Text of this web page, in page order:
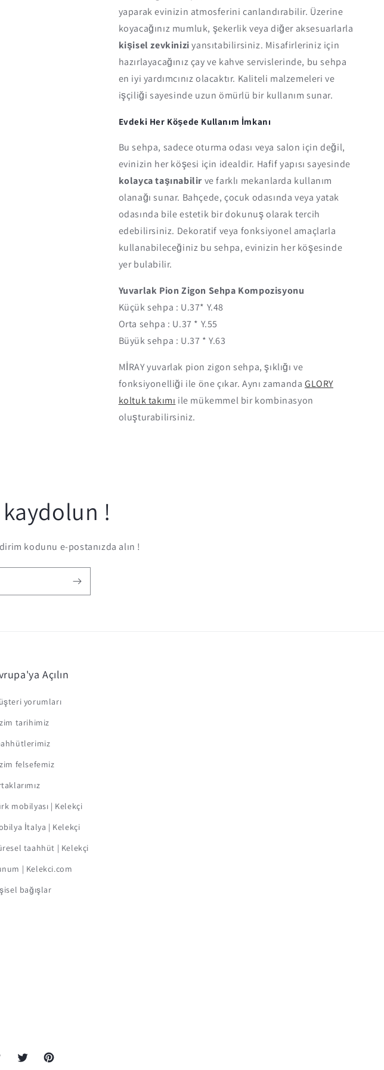
yaparak evinizin atmosferini canlandırabilir. Üzerine
koyacağınız mumluk, şekerlik veya diğer aksesuarlarla
kişisel zevkiniziyansıtabilirsiniz. Misafirleriniz için
hazırlayacağınız çay ve kahve servislerinde, bu sehpa
en iyi yardımcınız olacaktır. Kaliteli malzemeleri ve
işçiliği sayesinde uzun ömürlü bir kullanım sunar.
Evdeki Her Köşede Kullanım İmkanı
Bu sehpa, sadece oturma odası veya salon için değil,
evinizin her köşesi için idealdir. Hafif yapısı sayesinde
kolayca taşınabilirve farklı mekanlarda kullanım
olanağı sunar. Bahçede, çocuk odasında veya yatak
odasında bile estetik bir dokunuş olarak tercih
edebilirsiniz. Dekoratif veya fonksiyonel amaçlarla
kullanabileceğiniz bu sehpa, evinizin her köşesinde
yer bulabilir.
Yuvarlak Pion Zigon Sehpa Kompozisyonu
Küçük sehpa : U.37* Y.48
Orta sehpa : U.37 * Y.55
Büyük sehpa : U.37 * Y.63
MİRAY yuvarlak pion zigon sehpa, şıklığı ve
fonksiyonelliği ile öne çıkar. Aynı zamanda GLORY
koltuk takımı ile mükemmel bir kombinasyon
oluşturabilirsiniz.
!
kodunu e-postanızda alın !
Açılın
yorumları
tarihimiz
felsefemiz
mobilyası | Kelekçi
İtalya | Kelekçi
taahhüt | Kelekçi
| Kelekci.com
bağışlar
TwitterPinterest